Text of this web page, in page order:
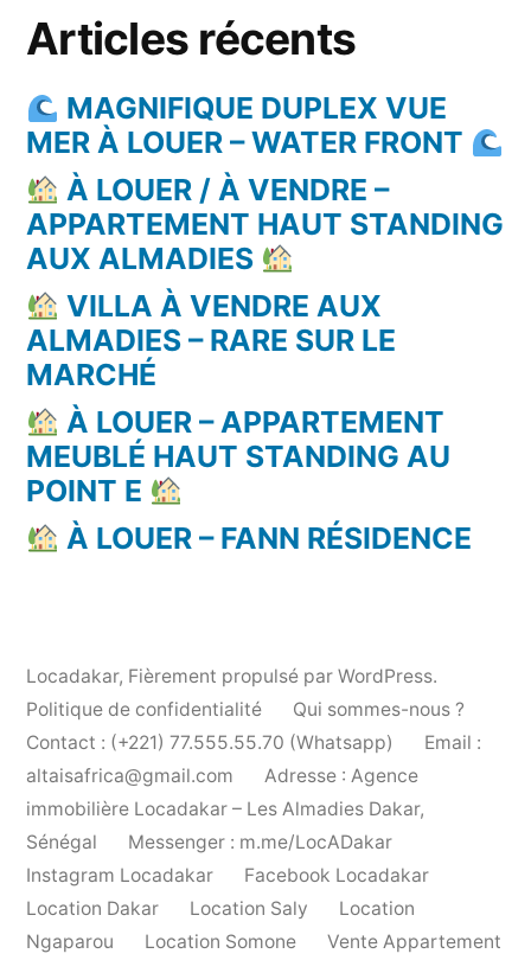
Articles récents
MAGNIFIQUE DUPLEX VUE
MER À LOUER – WATER FRONT
À LOUER / À VENDRE –
APPARTEMENT HAUT STANDING
AUX ALMADIES
VILLA À VENDRE AUX
ALMADIES – RARE SUR LE
MARCHÉ
À LOUER – APPARTEMENT
MEUBLÉ HAUT STANDING AU
POINT E
À LOUER – FANN RÉSIDENCE
Locadakar, Fièrement propulsé par WordPress.
Politique de confidentialité
Qui sommes-nous ?
Contact : (+221) 77.555.55.70 (Whatsapp)
Email :
altaisafrica@gmail.com
Adresse : Agence
immobilière Locadakar – Les Almadies Dakar,
Sénégal
Messenger : m.me/LocADakar
Instagram Locadakar
Facebook Locadakar
Location Dakar
Location Saly
Location
Ngaparou
Location Somone Vente Appartement